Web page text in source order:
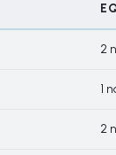
2
1
2